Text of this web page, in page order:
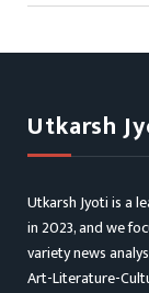
Utkarsh
Utkarsh Jyoti is a
in 2023, and we
variety news
Art-Literature-